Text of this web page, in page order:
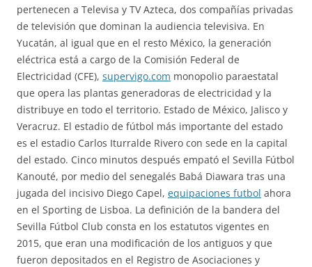
pertenecen a Televisa y TV Azteca, dos compañías privadas
de televisión que dominan la audiencia televisiva. En
Yucatán, al igual que en el resto México, la generación
eléctrica está a cargo de la Comisión Federal de
Electricidad (CFE), supervigo.com monopolio paraestatal
que opera las plantas generadoras de electricidad y la
distribuye en todo el territorio. Estado de México, Jalisco y
Veracruz. El estadio de fútbol más importante del estado
es el estadio Carlos Iturralde Rivero con sede en la capital
del estado. Cinco minutos después empató el Sevilla Fútbol
Kanouté, por medio del senegalés Babá Diawara tras una
jugada del incisivo Diego Capel, equipaciones futbol ahora
en el Sporting de Lisboa. La definición de la bandera del
Sevilla Fútbol Club consta en los estatutos vigentes en
2015, que eran una modificación de los antiguos y que
fueron depositados en el Registro de Asociaciones y